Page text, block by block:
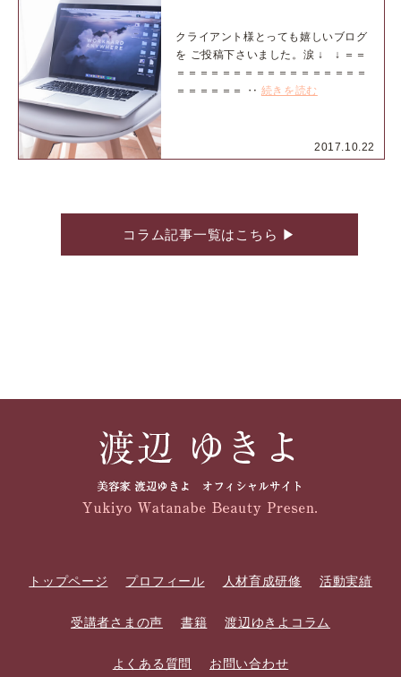
2017.10.22
クライアント様とっても嬉しいブログ
を ご投稿下さいました。涙 ↓ ↓ ＝＝
＝＝＝＝＝＝＝＝＝＝＝＝＝＝＝＝＝
＝＝＝＝＝＝ ‥ 続きを読む
コラム記事一覧はこちら ▶
トップページ プロフィール 人材育成研修 活動実績
受講者さまの声 書籍 渡辺ゆきよコラム
よくある質問 お問い合わせ